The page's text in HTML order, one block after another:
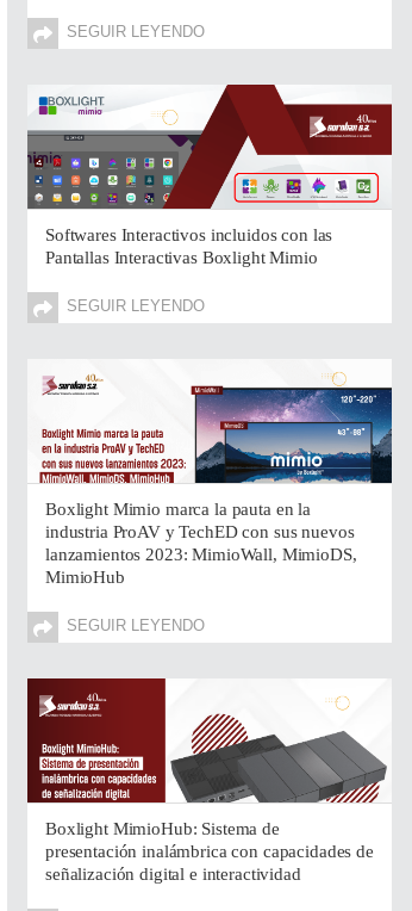
SEGUIR LEYENDO
Softwares Interactivos incluidos con las
Pantallas Interactivas Boxlight Mimio
SEGUIR LEYENDO
Boxlight Mimio marca la pauta en la
industria ProAV y TechED con sus nuevos
lanzamientos 2023: MimioWall, MimioDS,
MimioHub
SEGUIR LEYENDO
Boxlight MimioHub: Sistema de
presentación inalámbrica con capacidades de
señalización digital e interactividad